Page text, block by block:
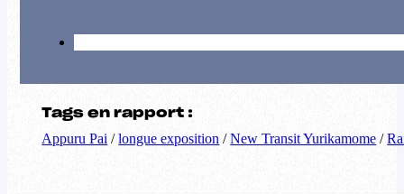
Tags en rapport :
Appuru Pai /longue exposition /New Transit Yurikamome /